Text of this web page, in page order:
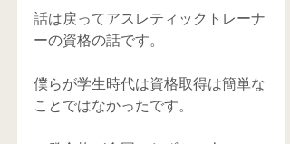
話は戻ってアスレティックトレーナ
ーの資格の話です。
僕らが学生時代は資格取得は簡単な
ことではなかったです。